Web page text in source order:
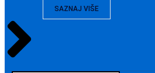
SAZNAJ VIŠE